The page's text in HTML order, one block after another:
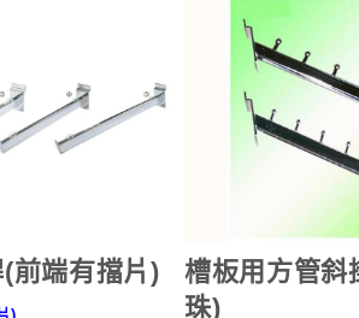
前端有擋片)
槽板用方管斜
珠)